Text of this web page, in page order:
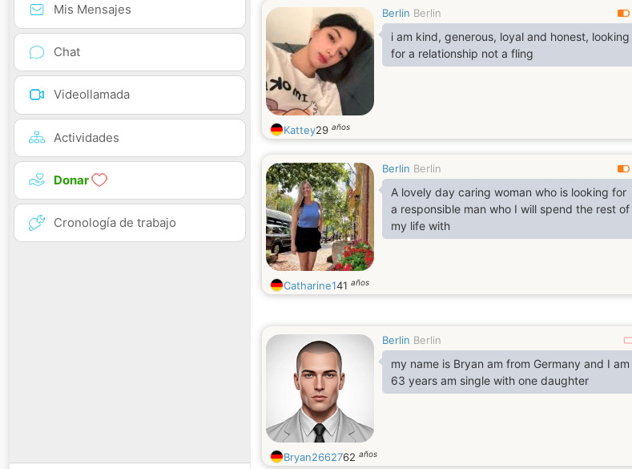
Mis Mensajes
Chat
Videollamada
Actividades
Donar
Cronología de trabajo
Berlin Berlin
i am kind, generous, loyal and honest, looking
for a relationship not a fling
Kattey29 años
Berlin Berlin
A lovely day caring woman who is looking for
a responsible man who I will spend the rest of
my life with
Catharine141 años
Berlin Berlin
my name is Bryan am from Germany and I am
63 years am single with one daughter
Bryan2662762 años